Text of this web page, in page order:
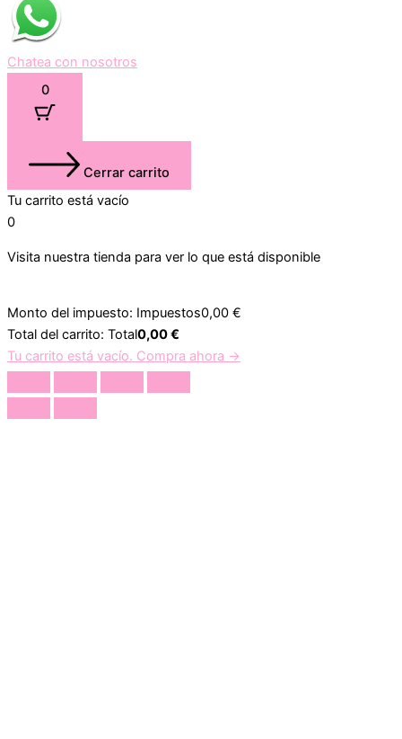
Chatea con nosotros
0
Cerrar carrito
Tu carrito está vacío
0
Visita nuestra tienda para ver lo que está disponible
Monto del impuesto: Impuestos0,00 €
Total del carrito: Total0,00€
Tu carrito está vacío. Compra ahora →